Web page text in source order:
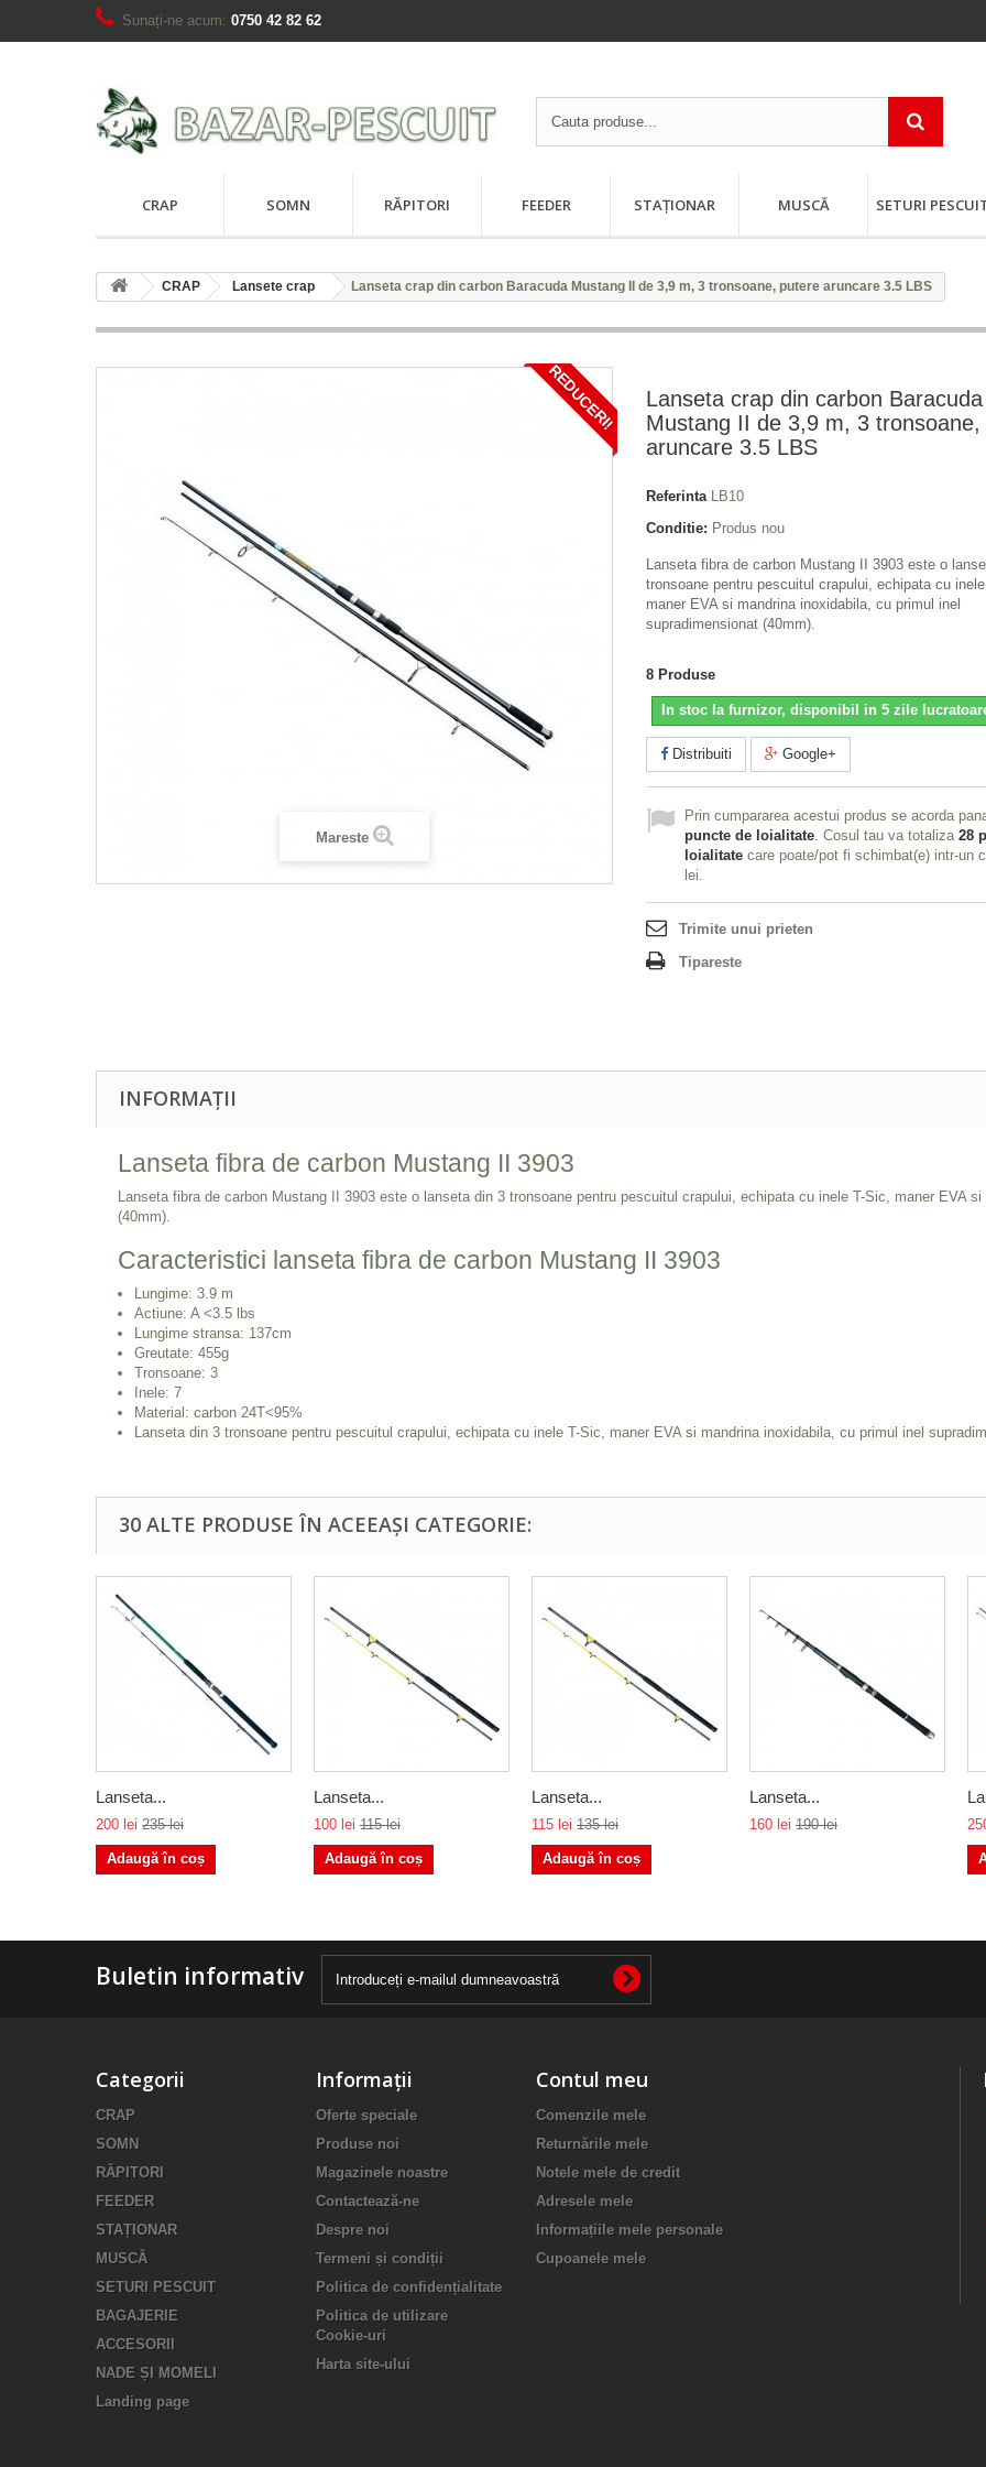
Sunați-ne acum: 0750 42 82 62
CRAP SOMN RĂPITORI FEEDER STAȚIONAR MUSCĂ SETURI
CRAP Lansete crap Lanseta crap din carbon Baracuda Mustang II de 3,9 m, 3 tronsoane, putere aruncare 3.5 LBS
REDUCERI!
Mareste
Lanseta crap din carbon Baracuda
Mustang II de 3,9 m, 3 tronsoane,
aruncare 3.5 LBS
Referinta LB10
Conditie: Produs nou
Lanseta fibra de carbon Mustang II 3903 este o
tronsoane pentru pescuitul crapului, echipata cu
maner EVA si mandrina inoxidabila, cu primul inel
supradimensionat (40mm).
8 Produse
In stoc la furnizor, disponibil in 5 zile
Distribuiti Google+
Prin cumpararea acestui produs se acorda
puncte de loialitate. Cosul tau va totaliza 28
loialitate care poate/pot fi schimbat(e) intr-un
lei.
Trimite unui prieten
Tipareste
INFORMAȚII
Lanseta fibra de carbon Mustang II 3903
Lanseta fibra de carbon Mustang II 3903 este o lanseta din 3 tronsoane pentru pescuitul crapului, echipata cu inele T-Sic, maner EVA
(40mm).
Caracteristici lanseta fibra de carbon Mustang II 3903
Lungime: 3.9 m
Actiune: A <3.5 lbs
Lungime stransa: 137cm
Greutate: 455g
Tronsoane: 3
Inele: 7
Material: carbon 24T<95%
Lanseta din 3 tronsoane pentru pescuitul crapului, echipata cu inele T-Sic, maner EVA si mandrina inoxidabila, cu primul inel
30 ALTE PRODUSE ÎN ACEEAȘI CATEGORIE:
Lanseta...
200 lei 235 lei
Adaugă în coș
Lanseta...
100 lei 115 lei
Adaugă în coș
Lanseta...
115 lei 135 lei
Adaugă în coș
Lanseta...
160 lei 190 lei
Buletin informativ
Categorii
CRAP
SOMN
RĂPITORI
FEEDER
STAȚIONAR
MUSCĂ
SETURI PESCUIT
BAGAJERIE
ACCESORII
NADE ȘI MOMELI
Landing page
Informații
Oferte speciale
Produse noi
Magazinele noastre
Contactează-ne
Despre noi
Termeni și condiții
Politica de confidențialitate
Politica de utilizare
Cookie-uri
Harta site-ului
Contul meu
Comenzile mele
Returnările mele
Notele mele de credit
Adresele mele
Informațiile mele personale
Cupoanele mele